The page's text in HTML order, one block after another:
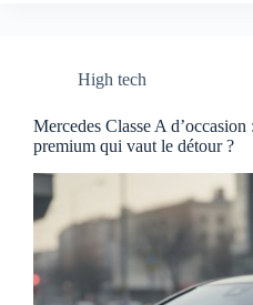
High tech
Mercedes Classe A
premium qui vaut le détour ?